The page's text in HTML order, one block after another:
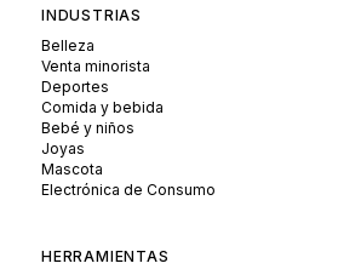
INDUSTRIAS
Belleza
Venta minorista
Deportes
Comida y bebida
Bebé y niños
Joyas
Mascota
Electrónica de Consumo
HERRAMIENTAS